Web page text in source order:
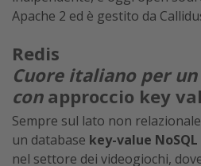
Apache 2 ed è gestito da
Redis
Cuore italiano per
con approccio key
Sempre sul lato non
un database key-value NoSQL
nel settore dei videogiochi,